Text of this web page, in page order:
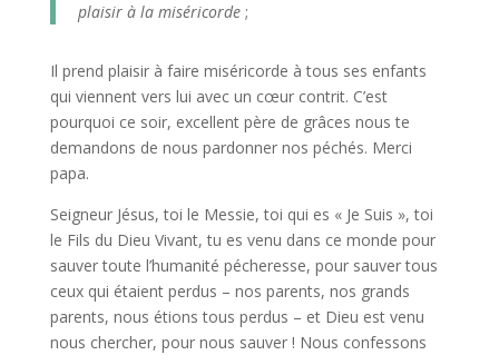
plaisir à la miséricorde;
Il prend plaisir à faire miséricorde à tous ses enfants
qui viennent vers lui avec un cœur contrit. C’est
pourquoi ce soir, excellent père de grâces nous te
demandons de nous pardonner nos péchés. Merci
papa.
Seigneur Jésus, toi le Messie, toi qui es « Je Suis », toi
le Fils du Dieu Vivant, tu es venu dans ce monde pour
sauver toute l’humanité pécheresse, pour sauver tous
ceux qui étaient perdus – nos parents, nos grands
parents, nous étions tous perdus – et Dieu est venu
nous chercher, pour nous sauver ! Nous confessons